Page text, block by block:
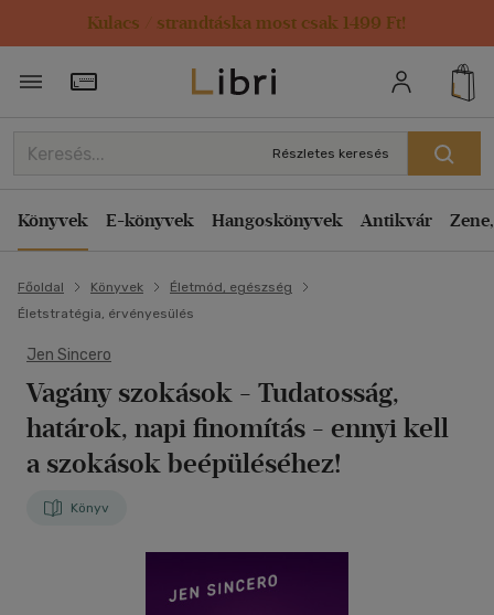
Kulacs / strandtáska most csak 1499 Ft!
Törzsvásárlói Kártya adatai
Részletes keresés
Könyvek E-könyvek Hangoskönyvek Antikvár
Főoldal Könyvek
Életmód, egészség
Életstratégia, érvényesülés
Jen Sincero
Vagány szokások - Tudatosság,
határok, napi finomítás - ennyi kell
a szokások beépüléséhez!
Könyv